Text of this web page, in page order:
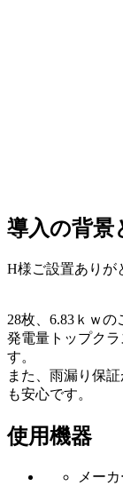
導入の背景
H様ご設置ありが
28枚、6.83ｋｗの
発電量トップク
す。
また、雨漏り保
も安心です。
使用機器
メー